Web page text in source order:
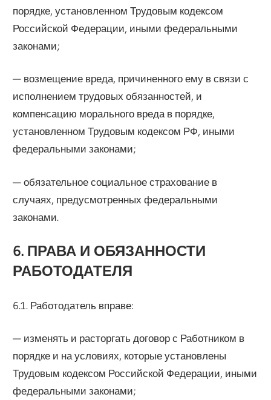
порядке, установленном Трудовым кодексом
Российской Федерации, иными федеральными
законами;
— возмещение вреда, причиненного ему в связи с
исполнением трудовых обязанностей, и
компенсацию морального вреда в порядке,
установленном Трудовым кодексом РФ, иными
федеральными законами;
— обязательное социальное страхование в
случаях, предусмотренных федеральными
законами.
6. ПРАВА И ОБЯЗАННОСТИ
РАБОТОДАТЕЛЯ
6.1. Работодатель вправе:
— изменять и расторгать договор с Работником в
порядке и на условиях, которые установлены
Трудовым кодексом Российской Федерации, иными
федеральными законами;